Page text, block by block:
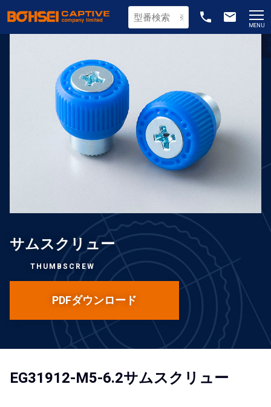
phone email
MENU
サムスクリュー
THUMBSCREW
PDFダウンロード
EG31912-M5-6.2サムスクリュー